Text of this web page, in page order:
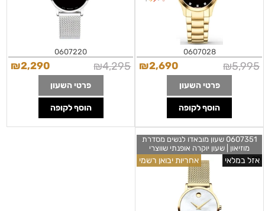
0607028
₪5,995
₪2,690
פרטי השעון
הוסף לקופה
0607220
₪4,295
₪2,290
פרטי השעון
הוסף לקופה
0607351 שעון מובאדו לנשים מסדרת
מוזיאון | שעון יוקרה אופנתי שווצרי
ברצועת רשת עם לוח פנינה מרשים
ומיוחד | שנתיים אחריות יבואן רשמי |
Movado Museum Classic Quartz
Ladies Watch 0607351
אחריות יבואן רשמי אזל במלאי